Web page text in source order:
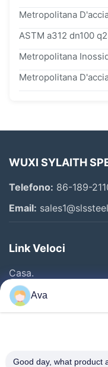
WUXI SYLAITH
Telefono: 86-189-
Email:
Link Veloci
Casa.
Prodotti
Video
Visita Alla Fabbrica
Ava
Good day, what product